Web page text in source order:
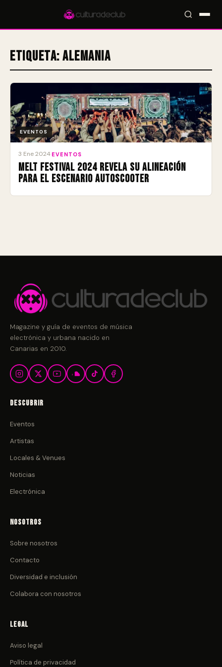
Accesos rápidos: 🎪 Eventos🎤 Artistas📍 Locales📰 Magazine
Etiqueta:Alemania
EVENTOS
3 Ene 2024 EVENTOS
MELT Festival 2024 revela su alineación
para el escenario Autoscooter
Magazine y guía de eventos de música
electrónica y urbana nacido en
Canarias en 2010.
Descubrir
Eventos
Artistas
Locales & Venues
Noticias
Electrónica
Nosotros
Sobre nosotros
Contacto
Diversidad e inclusión
Colabora con nosotros
Legal
Aviso legal
Política de privacidad